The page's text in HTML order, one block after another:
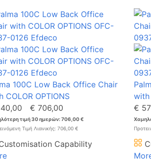
100C Low Back Office Chair
COLOR OPTIONS
€ 706,00
τιμή 30 ημερών: 706,00 €
Τιμή Λιανικής: 706,00 €
Capability
with
€